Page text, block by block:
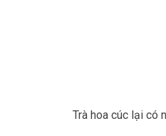
Trà hoa cúc lại có